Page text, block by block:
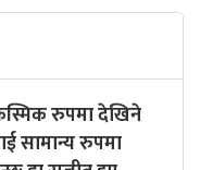
रुपमा देखिने
सामान्य रुपमा